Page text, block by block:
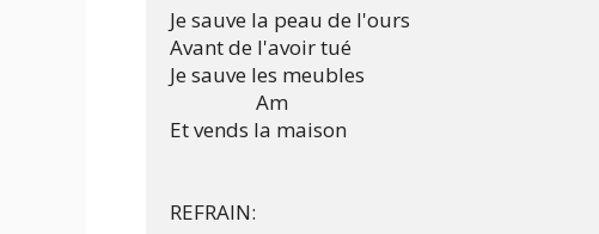
Je sauve la peau de l'ours
Avant de l'avoir tué
Je sauve les meubles
                  Am
Et vends la maison
REFRAIN: